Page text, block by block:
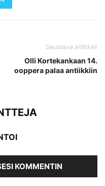
Seuraava artikkeli
Olli Kortekankaan 14.
ooppera palaa antiikkiin
KOMMENTIN